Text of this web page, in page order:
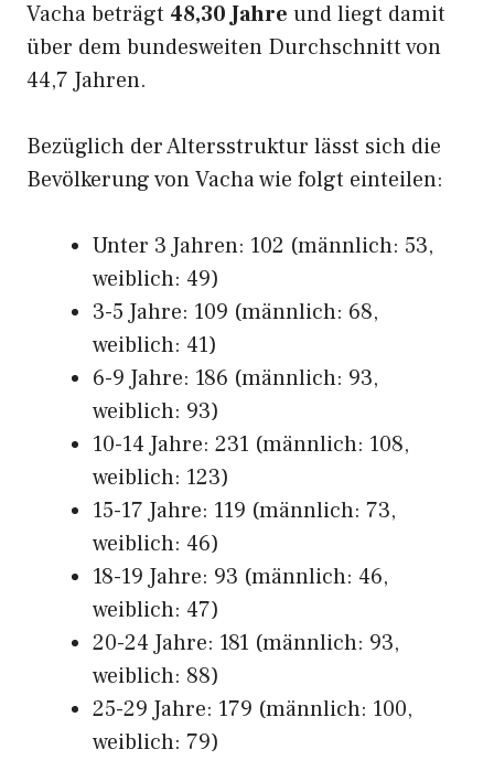
Vacha beträgt 48,30 Jahre und liegt damit
über dem bundesweiten Durchschnitt von
44,7 Jahren.
Bezüglich der Altersstruktur lässt sich die
Bevölkerung von Vacha wie folgt einteilen:
Unter 3 Jahren: 102 (männlich: 53,
weiblich: 49)
3-5 Jahre: 109 (männlich: 68,
weiblich: 41)
6-9 Jahre: 186 (männlich: 93,
weiblich: 93)
10-14 Jahre: 231 (männlich: 108,
weiblich: 123)
15-17 Jahre: 119 (männlich: 73,
weiblich: 46)
18-19 Jahre: 93 (männlich: 46,
weiblich: 47)
20-24 Jahre: 181 (männlich: 93,
weiblich: 88)
25-29 Jahre: 179 (männlich: 100,
weiblich: 79)